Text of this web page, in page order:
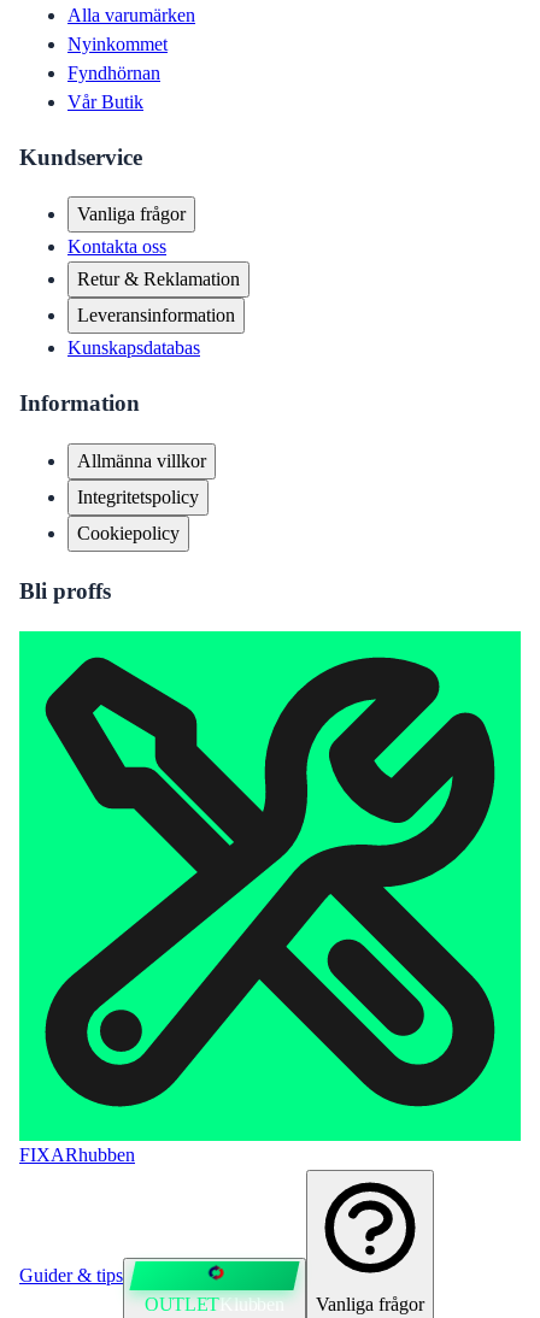
Alla varumärken
Nyinkommet
Fyndhörnan
Vår Butik
Kundservice
Vanliga frågor
Kontakta oss
Retur & Reklamation
Leveransinformation
Kunskapsdatabas
Information
Allmänna villkor
Integritetspolicy
Cookiepolicy
Bli proffs
FIXARhubben
Guider & tips
OUTLETKlubben Vanliga frågor